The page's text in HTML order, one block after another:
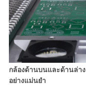
กล้องด้านบนและด้านล่า
อย่างแม่นยํา